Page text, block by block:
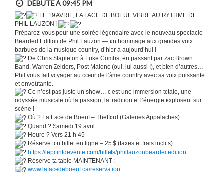
DÉBUTE À 09:45 PM
LE 19 AVRIL, LA FACE DE BOEUF VIBRE AU RYTHME DE
PHIL LAUZON !
Préparez-vous pour une soirée légendaire avec le nouveau spectacle
Bearded Edition de Phil Lauzon — un hommage aux grandes voix
barbues de la musique country, d’hier à aujourd’hui !
De Chris Stapleton à Luke Combs, en passant par Zac Brown
Band, Warren Zeiders, Post Malone (oui, lui aussi !), et bien d’autres…
Phil vous fait voyager au cœur de l’âme country avec sa voix puissante
et envoûtante.
Ce n’est pas juste un show… c’est une immersion totale, une
odyssée musicale où la passion, la tradition et l’énergie explosent sur
scène !
Où ? La Face de Boeuf – Thetford (Galeries Appalaches)
Quand ? Samedi 19 avril
Heure ? Vers 21 h 45
Réserve ton billet en ligne – 25 $ (taxes et frais inclus) :
https://lepointdevente.com/billets/phillauzonbeardededition
Réserve ta table MAINTENANT :
www.lafacedeboeuf.ca/reservation